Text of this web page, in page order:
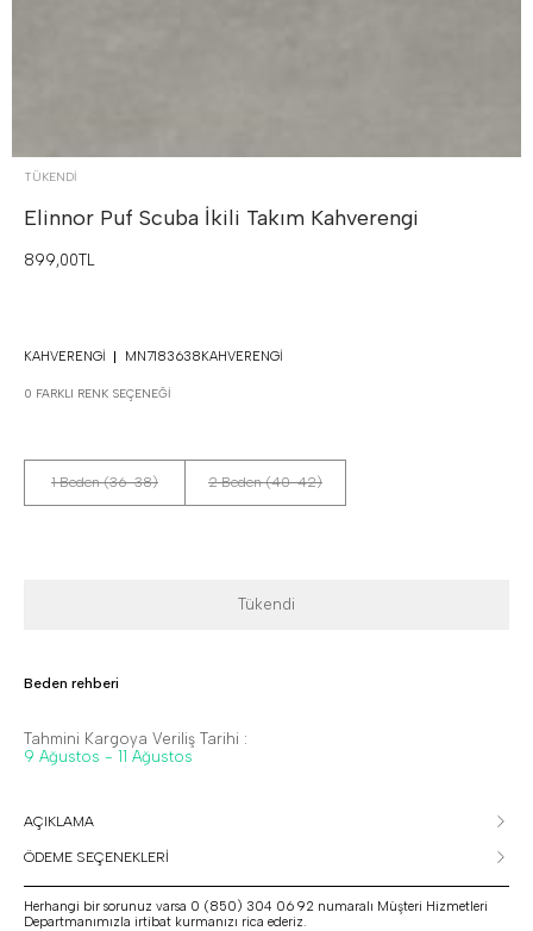
TÜKENDI
Elinnor Puf Scuba İkili Takım Kahverengi
899,00TL
KAHVERENGI MN7183638KAHVERENGI
0 FARKLI RENK SEÇENEĞI
1 Beden (36-38) 2 Beden (40-42)
Tükendi
Beden rehberi
Tahmini Kargoya Veriliş Tarihi :
9 Ağustos - 11 Ağustos
AÇIKLAMA
ÖDEME SEÇENEKLERİ
Herhangi bir sorunuz varsa 0 (850) 304 06 92 numaralı Müşteri Hizmetleri
Departmanımızla irtibat kurmanızı rica ederiz.